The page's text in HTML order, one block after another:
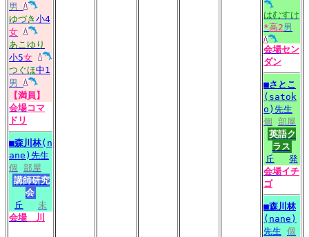
男
ゆづき 小4
女
あこゆり
小5女
つぐほ中1
男
【満員】
会場コマ
ドリ
■森川林(n
ane)先生
個 部屋
講師研究
会
丘
未
会場川
はむすけ
*高2男
会場セン
ダン
■さとこ
(satok
o)先生
個 部屋
英語ク
ラス
丘
発
会場イチ
ゴ
■森川林
(nane)
先生 個